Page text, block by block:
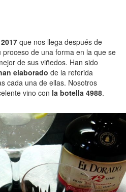
que nos llega después de
de una forma en la que se
de sus viñedos. Han sido
elaborado de la referida
cada una de ellas. Nosotros
vino con la botella 4988.